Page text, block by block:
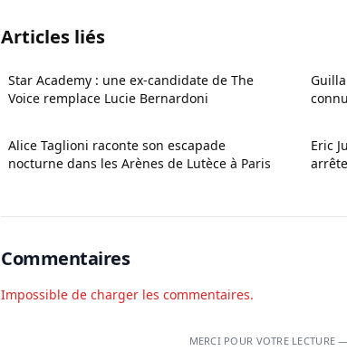
Articles liés
Star Academy : une ex-candidate de The
Voice remplace Lucie Bernardoni
Alice Taglioni raconte son escapade
nocturne dans les Arènes de Lutèce à Paris
Eric
Commentaires
Impossible de charger les commentaires.
MERCI POUR VOTRE LECTURE